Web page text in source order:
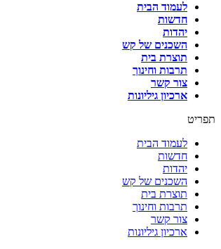
לעמוד הבית
חדשות
יהדות
השכנים של קש
תוצרת בית
תרבות וחינוך
צור קשר
ארכיון גיליונות
תפריט
לעמוד הבית
חדשות
יהדות
השכנים של קש
תוצרת בית
תרבות וחינוך
צור קשר
ארכיון גיליונות